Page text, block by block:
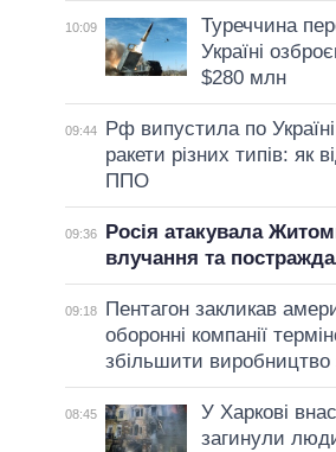
10:09
Туреччина
Україні
$280 млн
09:44
Рф випустила по
ракети різних типів: як
ППО
09:36
Росія атакувала
влучання та
09:18
Пентагон закликав
оборонні компанії
збільшити виробництво
08:45
У Харкові
загинули